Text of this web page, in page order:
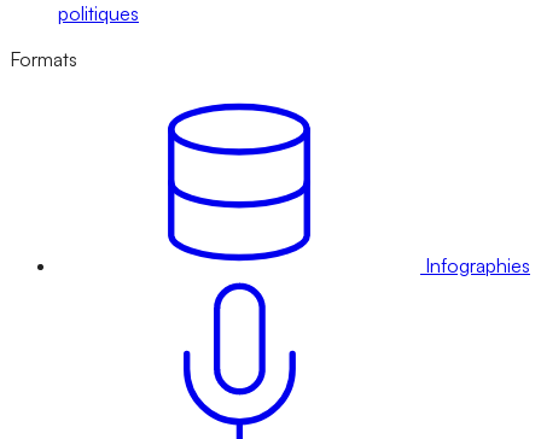
politiques
Formats
Infographies